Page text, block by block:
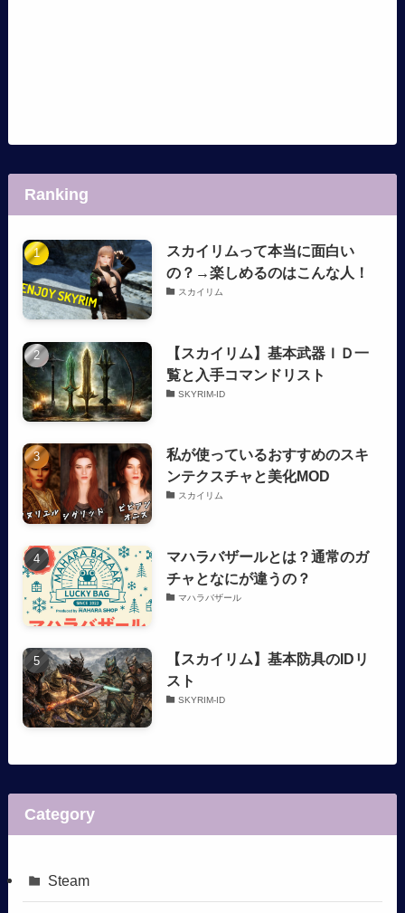
Ranking
スカイリムって本当に面白い
の？→楽しめるのはこんな人！
スカイリム
【スカイリム】基本武器ＩＤ一
覧と入手コマンドリスト
SKYRIM-ID
私が使っているおすすめのスキ
ンテクスチャと美化MOD
スカイリム
マハラバザールとは？通常のガ
チャとなにが違うの？
マハラバザール
【スカイリム】基本防具のIDリ
スト
SKYRIM-ID
Category
Steam